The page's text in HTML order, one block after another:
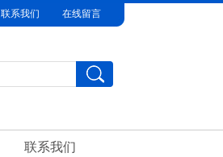
联系我们 在线留言
联系我们